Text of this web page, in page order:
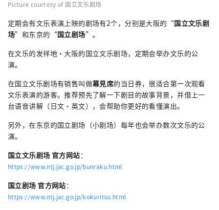
Picture courtesy of 国立文乐剧场
定期会有文乐表演上映的剧场有2个，分别是大阪的“国立文乐剧
场”和东京的“国立剧场”。
在文乐的发祥地・大阪的国立文乐剧场，定期会举办文乐的公
演。
在国立文乐剧场有销售叫做幕見席的当日券，很适合第一次观看
文乐表演的游客。推荐预先了解一下剧目的故事背景，并借上一
台语音讲解（日文・英文），会帮助你更好的看懂演出。
另外，在东京的国立剧场（小剧场）每年也会举办数次文乐的公
演。
国立文乐剧场 官方网站：
https://www.ntj.jac.go.jp/bunraku.html
国立剧场 官方网站：
https://www.ntj.jac.go.jp/kokuritsu.html